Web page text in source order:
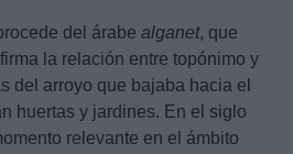
del árabe alganet, que
la relación entre topónimo y
del arroyo que bajaba hacia el
huertas y jardines. En el siglo
relevante en el ámbito